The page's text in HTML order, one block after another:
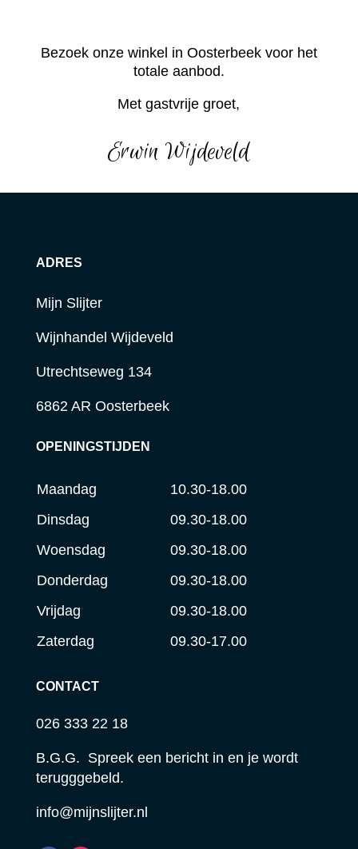
Bezoek onze winkel in Oosterbeek voor het
totale aanbod.
Met gastvrije groet,
Erwin Wijdeveld
ADRES
Mijn Slijter
Wijnhandel Wijdeveld
Utrechtseweg 134
6862 AR Oosterbeek
OPENINGSTIJDEN
Maandag
10.30-18.00
Dinsdag
09.30-18.00
Woensdag
09.30-18.00
Donderdag
09.30-18.00
Vrijdag
09.30-18.00
Zaterdag
09.30-17.00
CONTACT
026 333 22 18
B.G.G. Spreek een bericht in en je wordt
terugggebeld.
info@mijnslijter.nl